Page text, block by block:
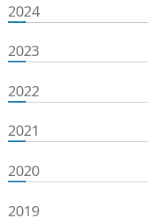
2024
2023
2022
2021
2020
2019